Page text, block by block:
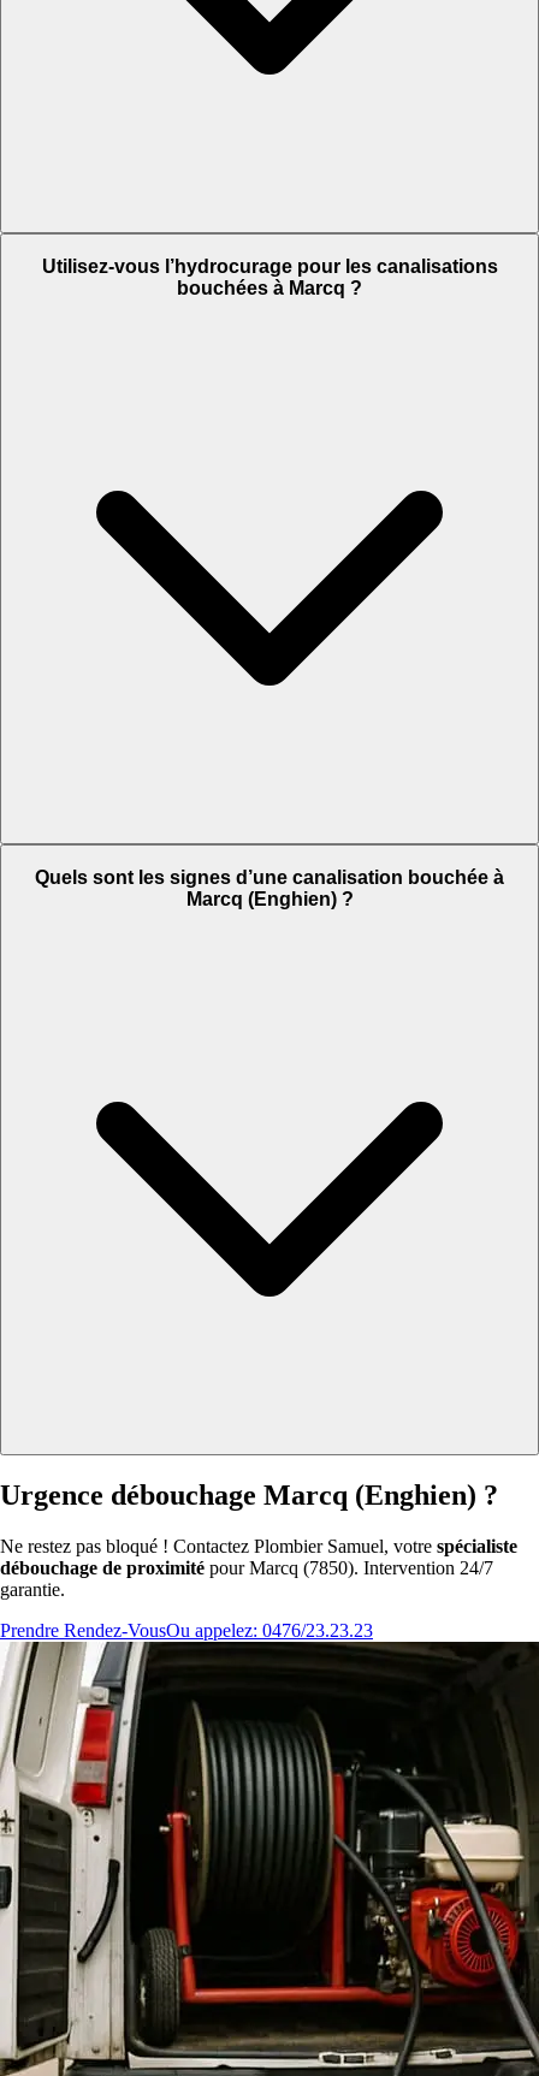
Utilisez-vous l’hydrocurage pour les canalisations
bouchées à Marcq ?
Quels sont les signes d’une canalisation bouchée à
Marcq (Enghien) ?
Urgence débouchage Marcq (Enghien) ?
Ne restez pas bloqué ! Contactez Plombier Samuel, votre spécialiste
débouchage de proximité pour Marcq (7850). Intervention 24/7
garantie.
Prendre Rendez-VousOu appelez: 0476/23.23.23